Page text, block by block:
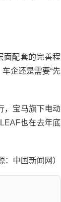
配套的完善程
企还是需要“先
，宝马旗下电动
也在去年底
：中国新闻网）